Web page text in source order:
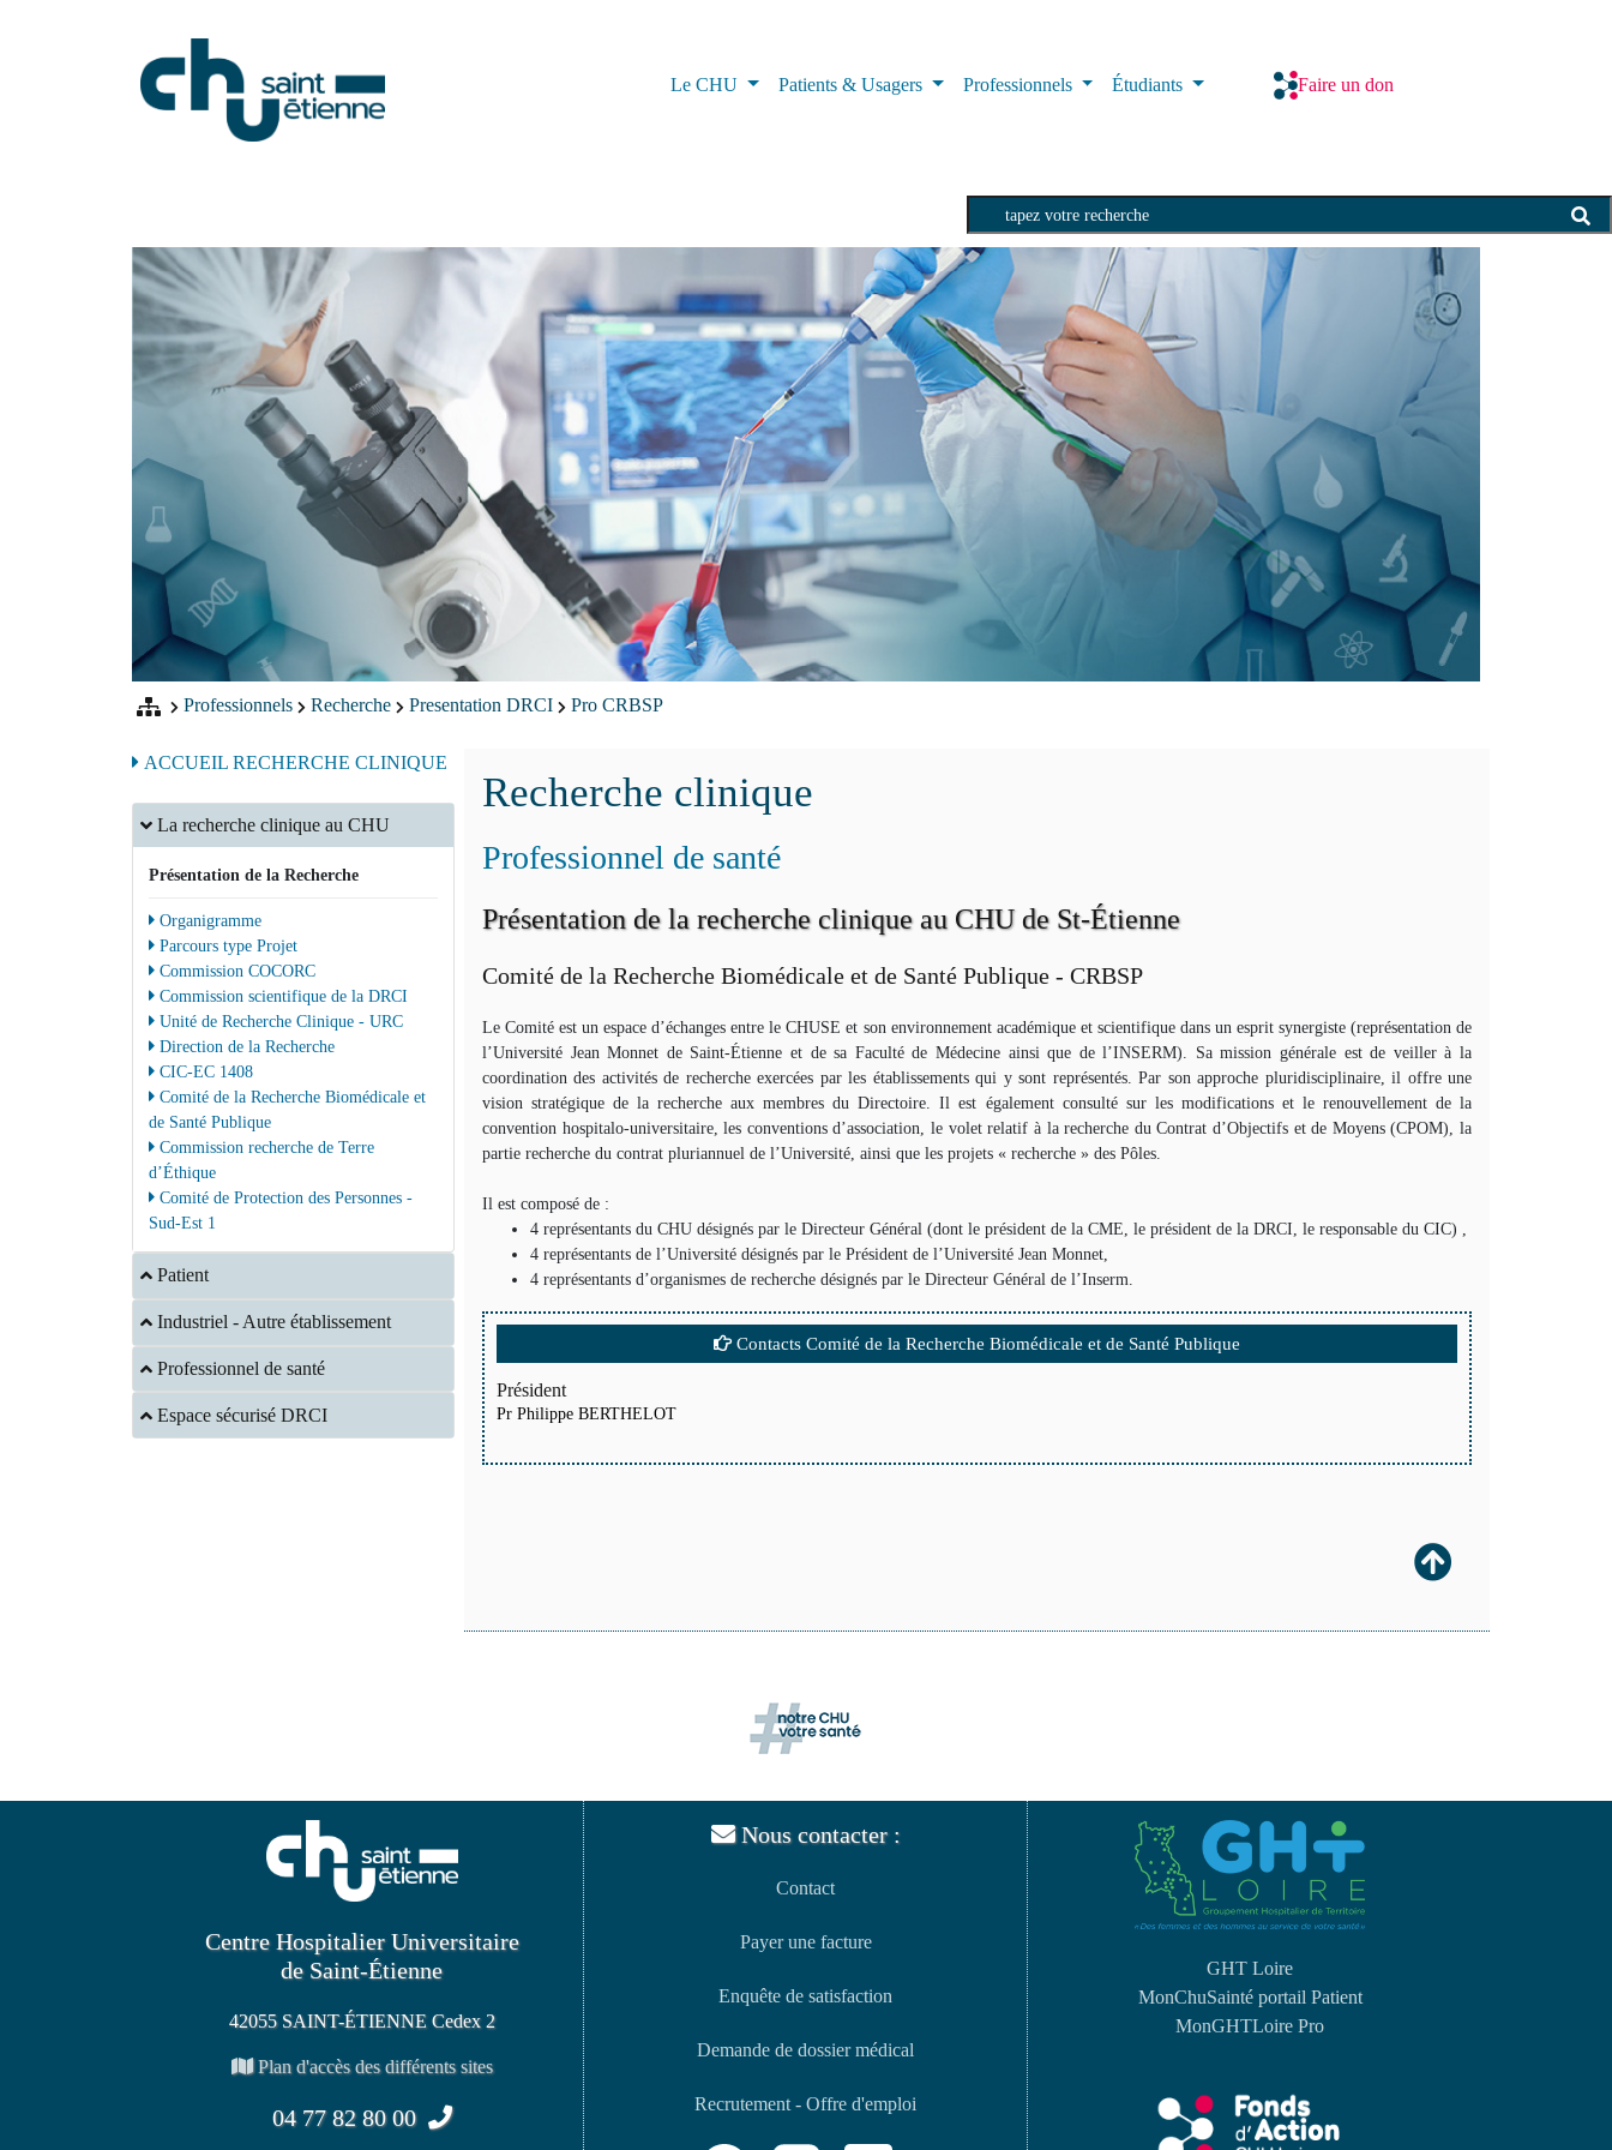
Le CHU Patients & Usagers Professionnels Étudiants Faire un don
Professionnels Recherche Presentation DRCI Pro CRBSP
ACCUEIL RECHERCHE CLINIQUE
La recherche clinique au CHU
Présentation de la Recherche
Organigramme
Parcours type Projet
Commission COCORC
Commission scientifique de la DRCI
Unité de Recherche Clinique - URC
Direction de la Recherche
CIC-EC 1408
Comité de la Recherche Biomédicale et
de Santé Publique
Commission recherche de Terre
d’Éthique
Comité de Protection des Personnes -
Sud-Est 1
Patient
Industriel - Autre établissement
Professionnel de santé
Espace sécurisé DRCI
Recherche clinique
Professionnel de santé
Présentation de la recherche clinique au CHU de St-Étienne
Comité de la Recherche Biomédicale et de Santé Publique - CRBSP
Le Comité est un espace d’échanges entre le CHUSE et son environnement académique et scientifique dans un esprit synergiste (représentation de
l’Université Jean Monnet de Saint-Étienne et de sa Faculté de Médecine ainsi que de l’INSERM). Sa mission générale est de veiller à la
coordination des activités de recherche exercées par les établissements qui y sont représentés. Par son approche pluridisciplinaire, il offre une
vision stratégique de la recherche aux membres du Directoire. Il est également consulté sur les modifications et le renouvellement de la
convention hospitalo-universitaire, les conventions d’association, le volet relatif à la recherche du Contrat d’Objectifs et de Moyens (CPOM), la
partie recherche du contrat pluriannuel de l’Université, ainsi que les projets « recherche » des Pôles.
Il est composé de :
4 représentants du CHU désignés par le Directeur Général (dont le président de la CME, le président de la DRCI, le responsable du CIC) ,
4 représentants de l’Université désignés par le Président de l’Université Jean Monnet,
4 représentants d’organismes de recherche désignés par le Directeur Général de l’Inserm.
Contacts Comité de la Recherche Biomédicale et de Santé Publique
Président
Pr Philippe BERTHELOT
Centre Hospitalier Universitaire
de Saint-Étienne
42055 SAINT-ÉTIENNE Cedex 2
Plan d'accès des différents sites
04 77 82 80 00
Nous contacter :
Contact
Payer une facture
Enquête de satisfaction
Demande de dossier médical
Recrutement - Offre d'emploi
GHT Loire
MonChuSainté portail Patient
MonGHTLoire Pro